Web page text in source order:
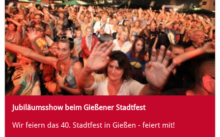
Jubiläumsshow beim Gießener Stadtfest
Wir feiern das 40. Stadtfest in Gießen - feiert mit!